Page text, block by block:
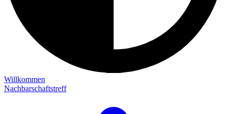
Willkommen
Nachbarschaftstreff